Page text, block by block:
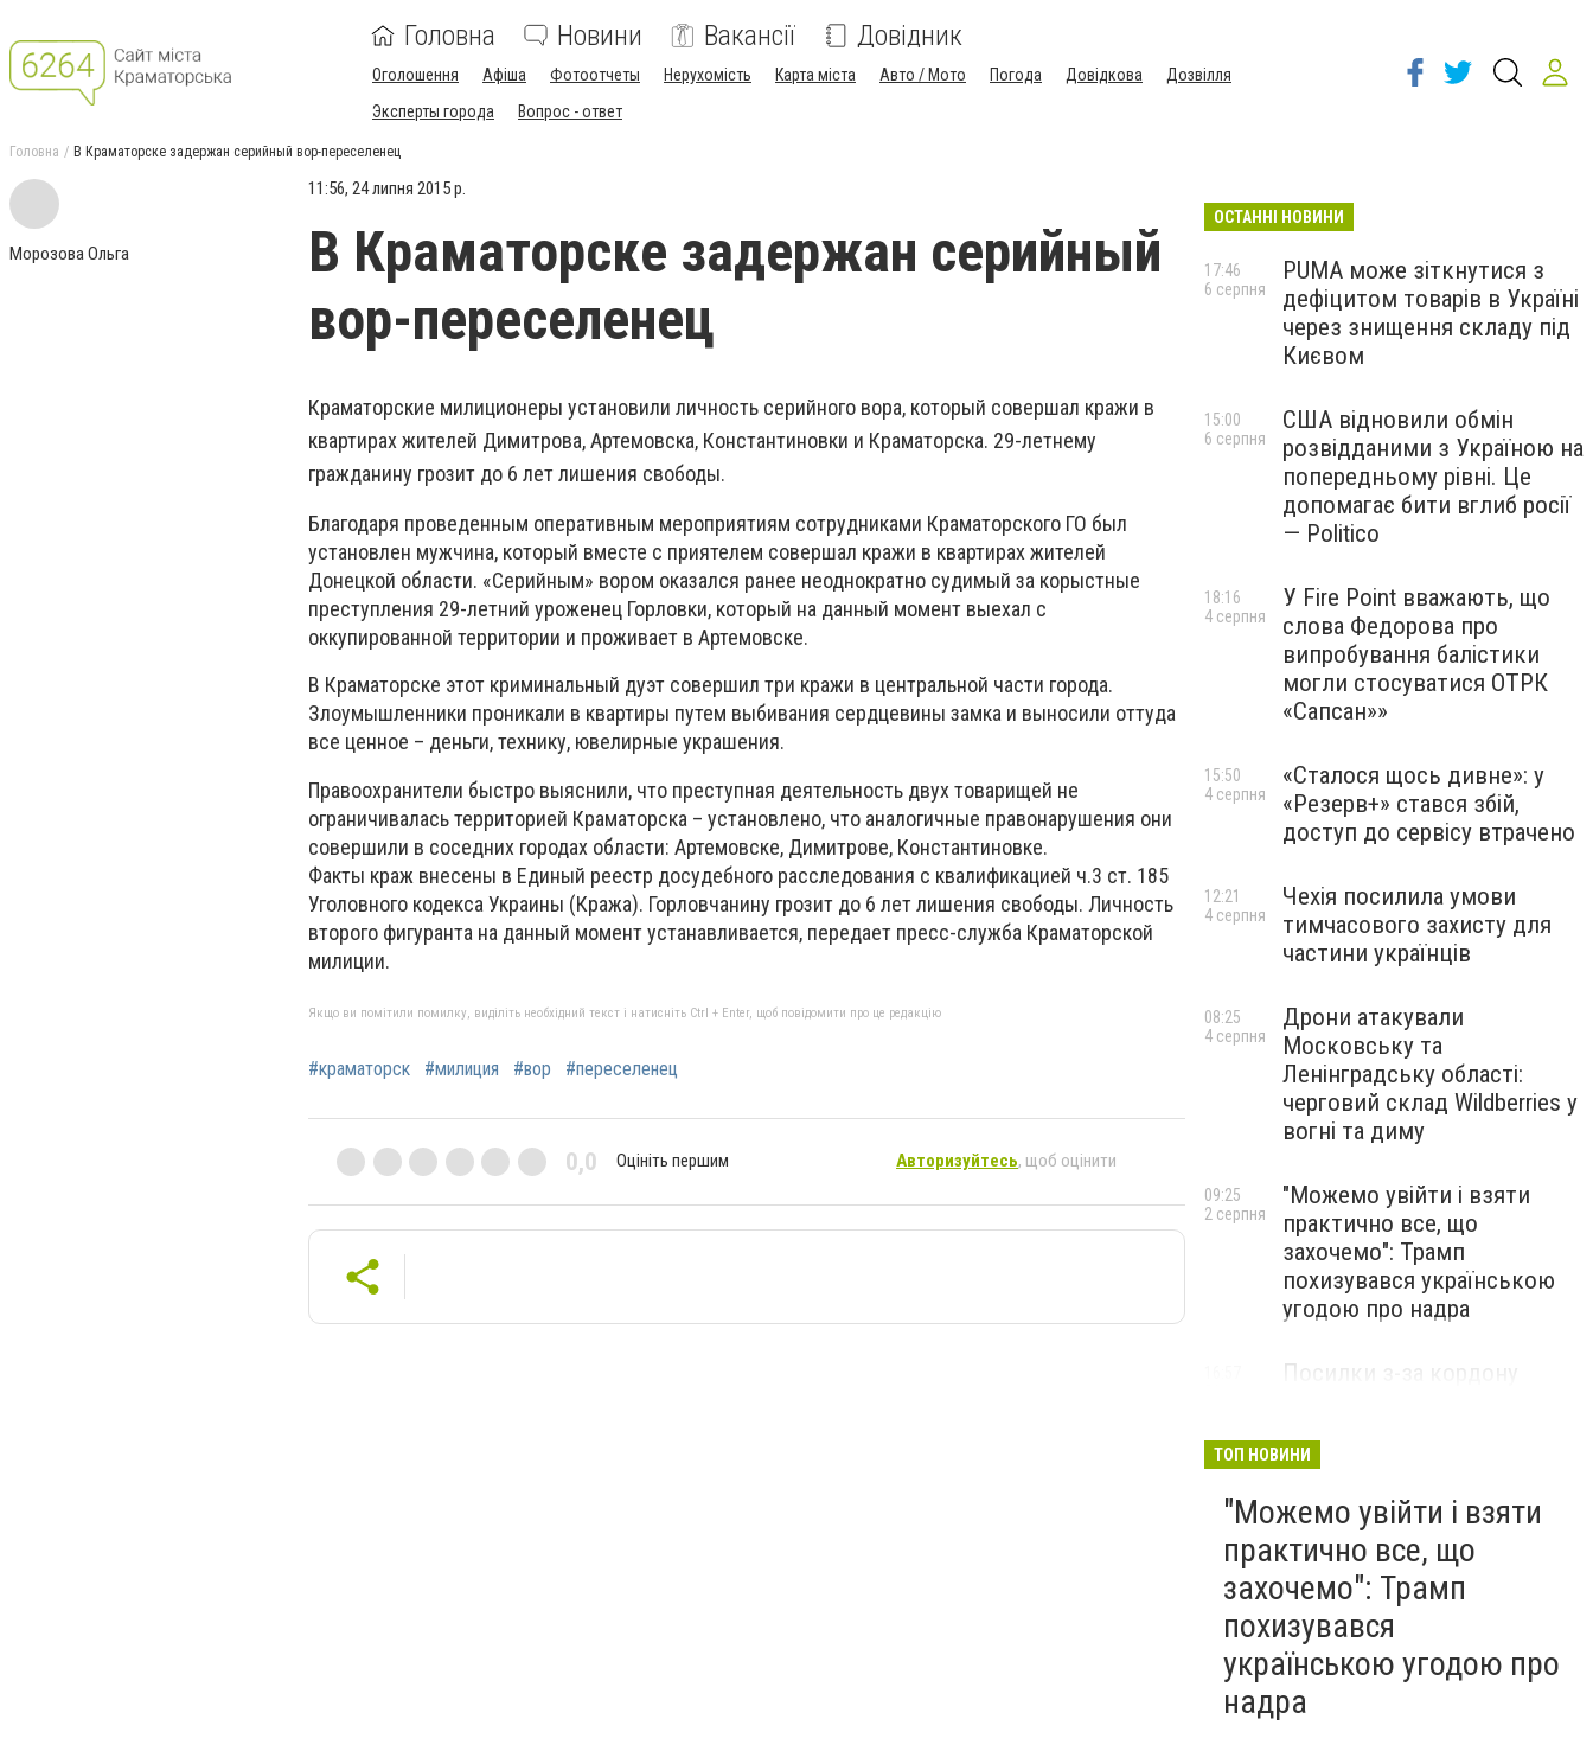
Головна Новини Вакансії Довідник
Оголошення Афіша Фотоотчеты Нерухомість Карта міста Авто / Мото Погода Довідкова
Дозвілля
Эксперты города
Вопрос - ответ
Головна В Краматорске задержан серийный вор-переселенец
Морозова Ольга
11:56, 24 липня 2015 р.
В Краматорске задержан серийный
вор-переселенец
Краматорские милиционеры установили личность серийного вора, который совершал кражи в
квартирах жителей Димитрова, Артемовска, Константиновки и Краматорска. 29-летнему
гражданину грозит до 6 лет лишения свободы.
Благодаря проведенным оперативным мероприятиям сотрудниками Краматорского ГО был
установлен мужчина, который вместе с приятелем совершал кражи в квартирах жителей
Донецкой области. «Серийным» вором оказался ранее неоднократно судимый за корыстные
преступления 29-летний уроженец Горловки, который на данный момент выехал с
оккупированной территории и проживает в Артемовске.
В Краматорске этот криминальный дуэт совершил три кражи в центральной части города.
Злоумышленники проникали в квартиры путем выбивания сердцевины замка и выносили оттуда
все ценное – деньги, технику, ювелирные украшения.
Правоохранители быстро выяснили, что преступная деятельность двух товарищей не
ограничивалась территорией Краматорска – установлено, что аналогичные правонарушения они
совершили в соседних городах области: Артемовске, Димитрове, Константиновке.
Факты краж внесены в Единый реестр досудебного расследования с квалификацией ч.3 ст. 185
Уголовного кодекса Украины (Кража). Горловчанину грозит до 6 лет лишения свободы. Личность
второго фигуранта на данный момент устанавливается, передает пресс-служба Краматорской
милиции.
Якщо ви помітили помилку, виділіть необхідний текст і натисніть Ctrl + Enter, щоб повідомити про це редакцію
#краматорск #милиция #вор #переселенец
0,0 Оцініть першим Авторизуйтесь, щоб оцінити
ОСТАННІ НОВИНИ
PUMA може зіткнутися з
дефіцитом товарів в Україні
через знищення складу під
Києвом
17:46
6 серпня
США відновили обмін
розвідданими з Україною на
попередньому рівні. Це
допомагає бити вглиб росії
— Politico
15:00
6 серпня
У Fire Point вважають, що
слова Федорова про
випробування балістики
могли стосуватися ОТРК
«Сапсан»»
18:16
4 серпня
«Сталося щось дивне»: у
«Резерв+» стався збій,
доступ до сервісу втрачено
15:50
4 серпня
Чехія посилила умови
тимчасового захисту для
частини українців
12:21
4 серпня
Дрони атакували
Московську та
Ленінградську області:
черговий склад Wildberries у
вогні та диму
08:25
4 серпня
"Можемо увійти і взяти
практично все, що
захочемо": Трамп
похизувався українською
угодою про надра
09:25
2 серпня
Посилки з-за кордону
правила
ТОП НОВИНИ
"Можемо увійти і взяти
практично все, що
захочемо": Трамп
похизувався
українською угодою про
надра